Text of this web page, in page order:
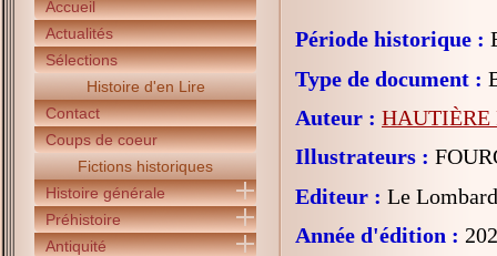
Accueil
Actualités
Sélections
Histoire d'en Lire
Contact
Coups de coeur
Fictions historiques
Histoire générale
Préhistoire
Antiquité
Période historique :
Type de document :
Auteur : HAUTIÈRE
Illustrateurs :
Editeur : Le Lombard
Année d'édition :